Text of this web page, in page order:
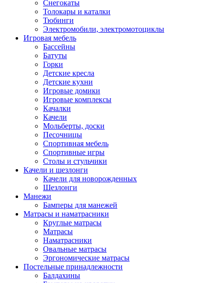
Снегокаты
Толокары и каталки
Тюбинги
Электромобили, электромотоциклы
Игровая мебель
Бассейны
Батуты
Горки
Детские кресла
Детские кухни
Игровые домики
Игровые комплексы
Качалки
Качели
Мольберты, доски
Песочницы
Спортивная мебель
Спортивные игры
Столы и стульчики
Качели и шезлонги
Качели для новорожденных
Шезлонги
Манежи
Бамперы для манежей
Матрасы и наматрасники
Круглые матрасы
Матрасы
Наматрасники
Овальные матрасы
Эргономические матрасы
Постельные принадлежности
Балдахины